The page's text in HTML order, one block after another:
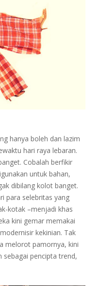
hanya boleh dan lazim
hari raya lebaran.
Cobalah berfikir
untuk bahan,
dibilang kolot banget.
para selebritas yang
kotak –menjadi khas
kini gemar memakai
kekinian. Tak
melorot pamornya, kini
sebagai pencipta trend,